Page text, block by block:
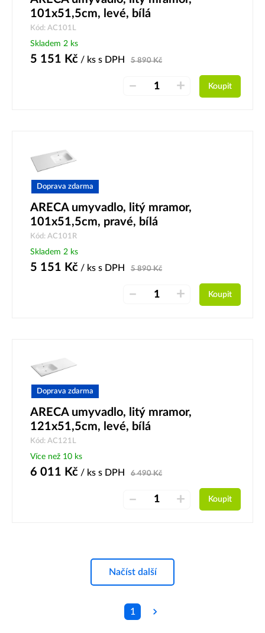
101x51,5cm, levé, bílá
Kód: AC101L
Skladem 2 ks
5 151 Kč / ks s DPH 5 890Kč
– + Koupit
Doprava zdarma
ARECA umyvadlo, litý mramor,
101x51,5cm, pravé, bílá
Kód: AC101R
Skladem 2 ks
5 151 Kč / ks s DPH 5 890Kč
– + Koupit
Doprava zdarma
ARECA umyvadlo, litý mramor,
121x51,5cm, levé, bílá
Kód: AC121L
Více než 10 ks
6 011 Kč / ks s DPH 6 490Kč
– + Koupit
Načíst další
1